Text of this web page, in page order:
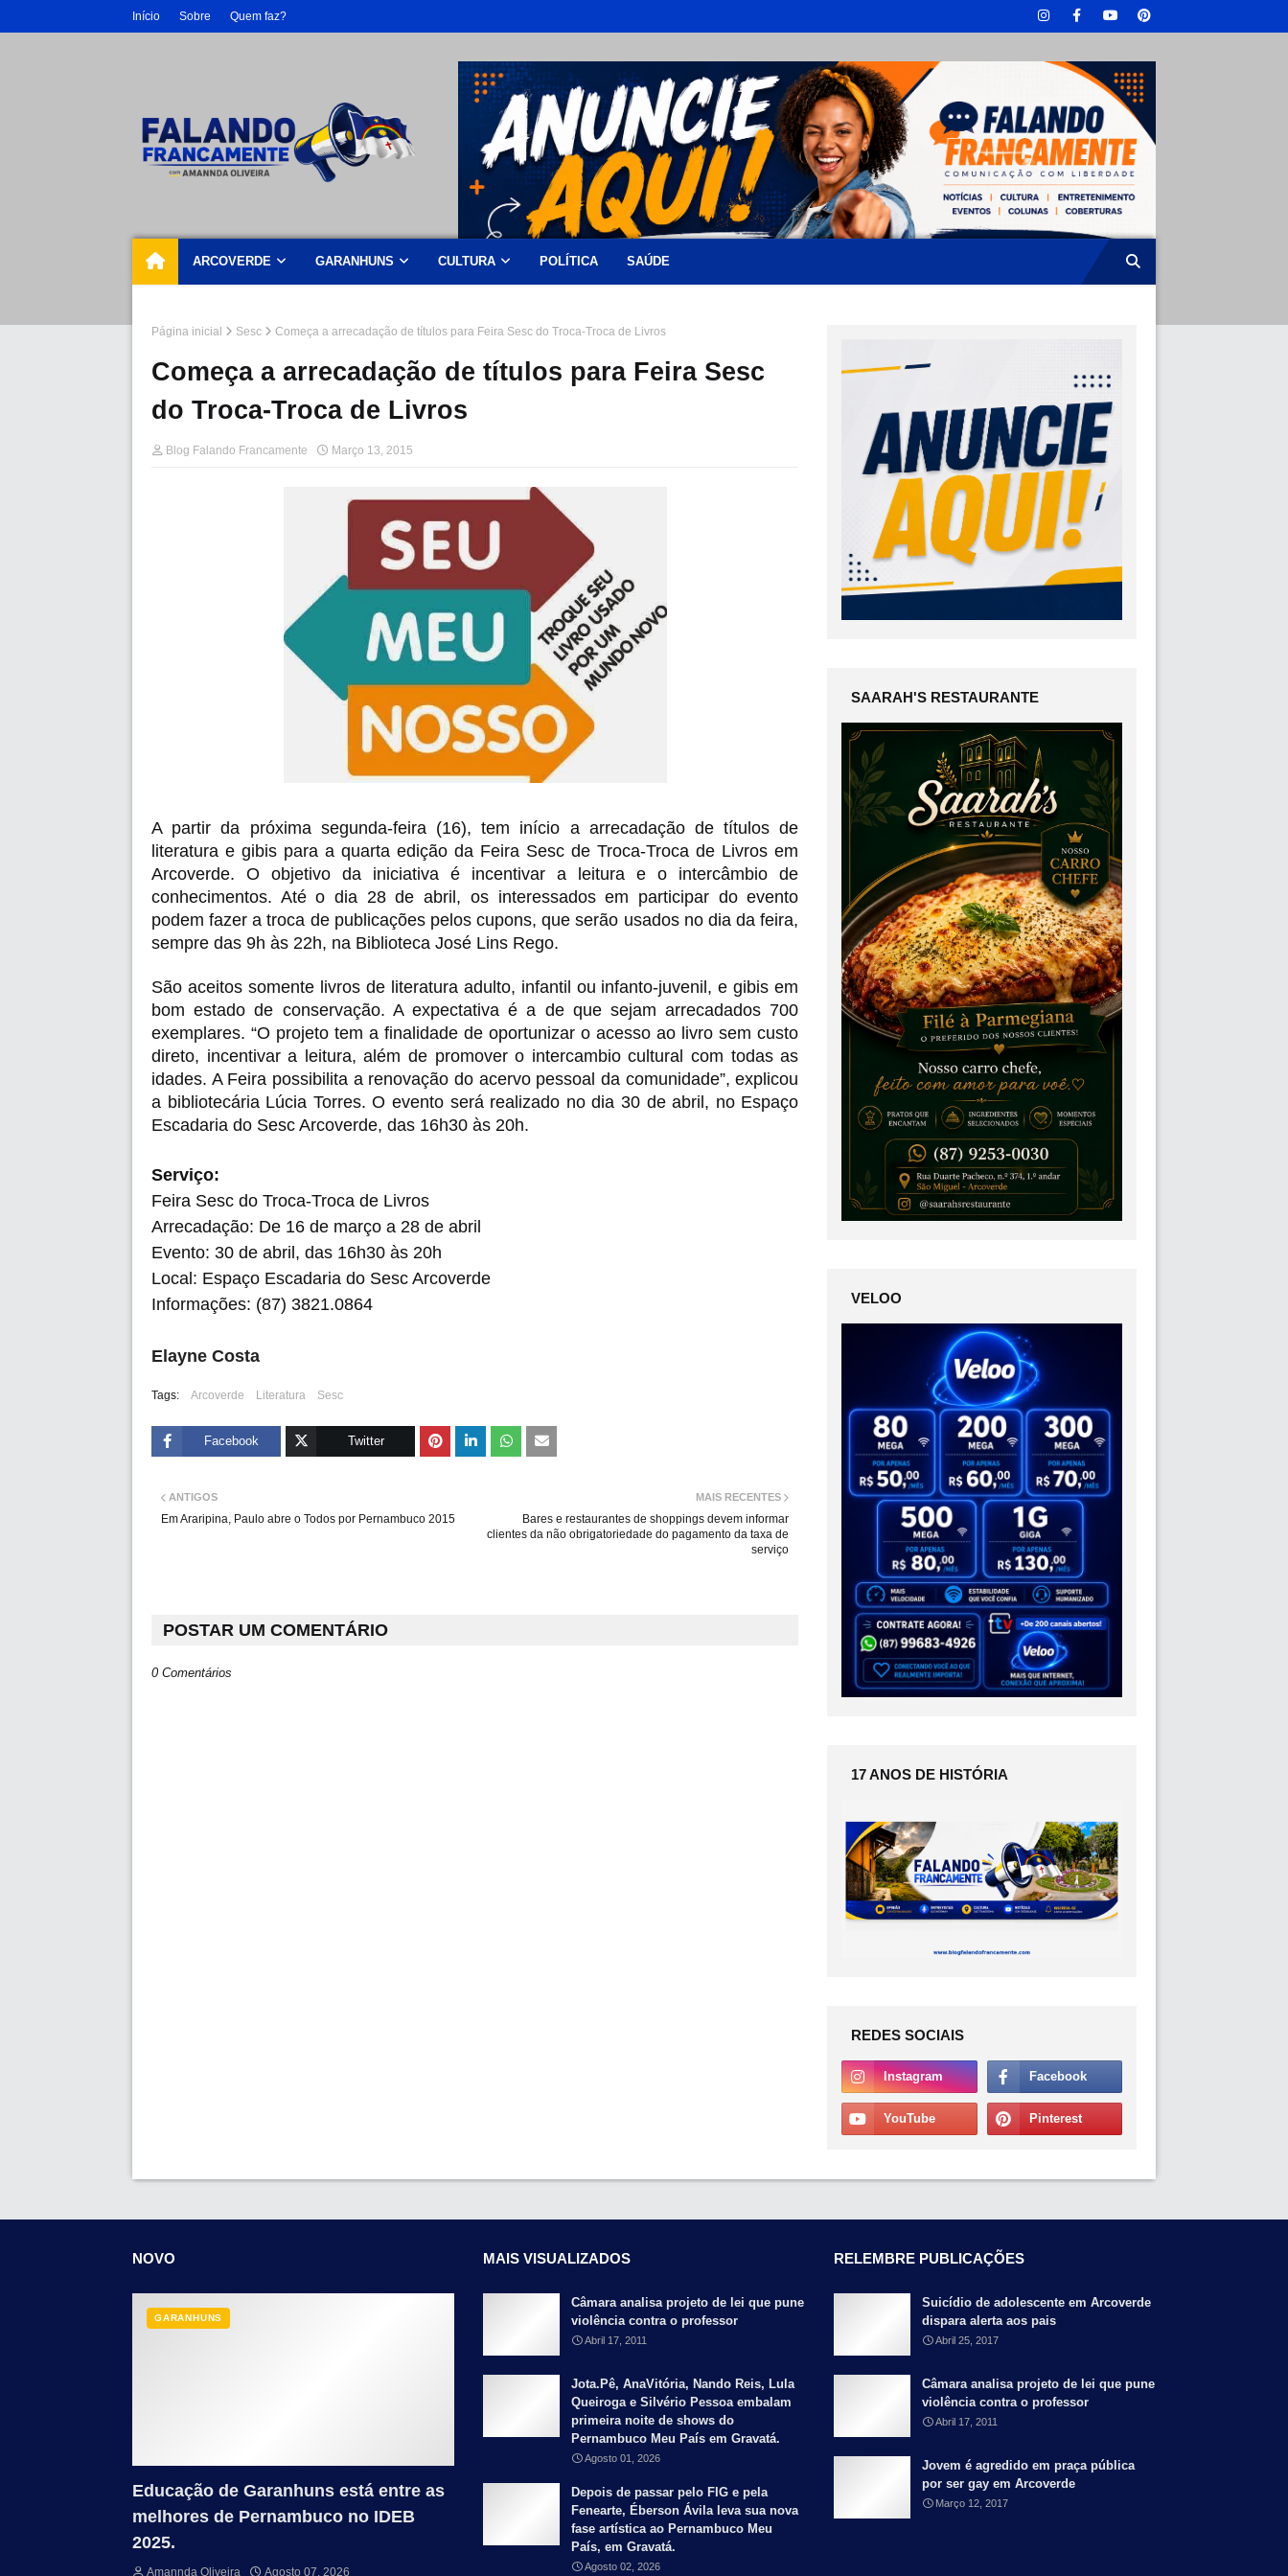
Início Sobre Quem faz?
ARCOVERDE GARANHUNS CULTURA POLÍTICA SAÚDE
Página inicial Sesc Começa a arrecadação de títulos para Feira Sesc do Troca-Troca de Livros
Começa a arrecadação de títulos para Feira Sesc
do Troca-Troca de Livros
Blog Falando Francamente Março 13, 2015
A partir da próxima segunda-feira (16), tem início a arrecadação de títulos de
literatura e gibis para a quarta edição da Feira Sesc de Troca-Troca de Livros em
Arcoverde. O objetivo da iniciativa é incentivar a leitura e o intercâmbio de
conhecimentos. Até o dia 28 de abril, os interessados em participar do evento
podem fazer a troca de publicações pelos cupons, que serão usados no dia da feira,
sempre das 9h às 22h, na Biblioteca José Lins Rego.
São aceitos somente livros de literatura adulto, infantil ou infanto-juvenil, e gibis em
bom estado de conservação. A expectativa é a de que sejam arrecadados 700
exemplares. “O projeto tem a finalidade de oportunizar o acesso ao livro sem custo
direto, incentivar a leitura, além de promover o intercambio cultural com todas as
idades. A Feira possibilita a renovação do acervo pessoal da comunidade”, explicou
a bibliotecária Lúcia Torres. O evento será realizado no dia 30 de abril, no Espaço
Escadaria do Sesc Arcoverde, das 16h30 às 20h.
Serviço:
Feira Sesc do Troca-Troca de Livros
Arrecadação: De 16 de março a 28 de abril
Evento: 30 de abril, das 16h30 às 20h
Local: Espaço Escadaria do Sesc Arcoverde
Informações: (87) 3821.0864
Elayne Costa
Tags: Arcoverde Literatura Sesc
Facebook Twitter
MAIS RECENTES
Bares e restaurantes de shoppings devem informar
clientes da não obrigatoriedade do pagamento da taxa de
serviço
ANTIGOS
Em Araripina, Paulo abre o Todos por Pernambuco 2015
POSTAR UM COMENTÁRIO
0 Comentários
SAARAH'S RESTAURANTE
VELOO
17 ANOS DE HISTÓRIA
REDES SOCIAIS
NOVO
GARANHUNS
Educação de Garanhuns está entre as
melhores de Pernambuco no IDEB
2025.
Amannda Oliveira Agosto 07, 2026
MAIS VISUALIZADOS
Câmara analisa projeto de lei que pune
violência contra o professor
Abril 17, 2011
Jota.Pê, AnaVitória, Nando Reis, Lula
Queiroga e Silvério Pessoa embalam
primeira noite de shows do
Pernambuco Meu País em Gravatá.
Agosto 01, 2026
Depois de passar pelo FIG e pela
Fenearte, Éberson Ávila leva sua nova
fase artística ao Pernambuco Meu
País, em Gravatá.
Agosto 02, 2026
RELEMBRE PUBLICAÇÕES
Suicídio de adolescente em Arcoverde
dispara alerta aos pais
Abril 25, 2017
Câmara analisa projeto de lei que pune
violência contra o professor
Abril 17, 2011
Jovem é agredido em praça pública
por ser gay em Arcoverde
Março 12, 2017